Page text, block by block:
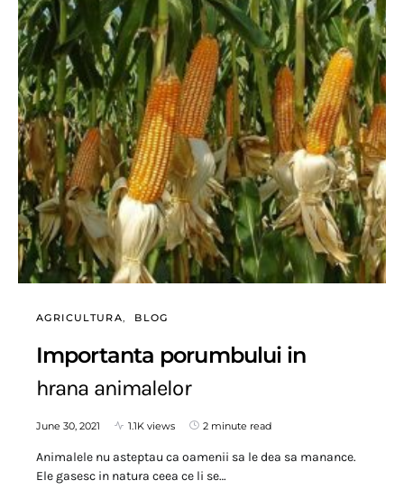
AGRICULTURA BLOG
Importanta porumbului in
hrana animalelor
June 30, 2021 1.1K views 2 minute read
Animalele nu asteptau ca oamenii sa le dea sa manance.
Ele gasesc in natura ceea ce li se…